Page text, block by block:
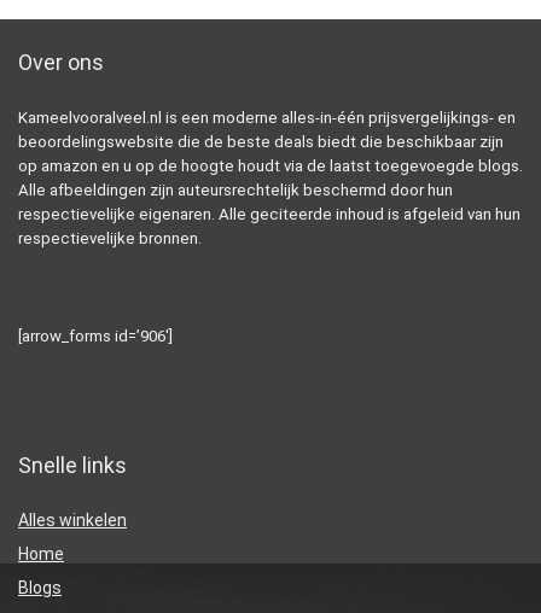
Over ons
Kameelvooralveel.nl is een moderne alles-in-één prijsvergelijkings- en
beoordelingswebsite die de beste deals biedt die beschikbaar zijn
op amazon en u op de hoogte houdt via de laatst toegevoegde blogs.
Alle afbeeldingen zijn auteursrechtelijk beschermd door hun
respectievelijke eigenaren. Alle geciteerde inhoud is afgeleid van hun
respectievelijke bronnen.
[arrow_forms id=’906′]
Snelle links
Alles winkelen
Home
Blogs